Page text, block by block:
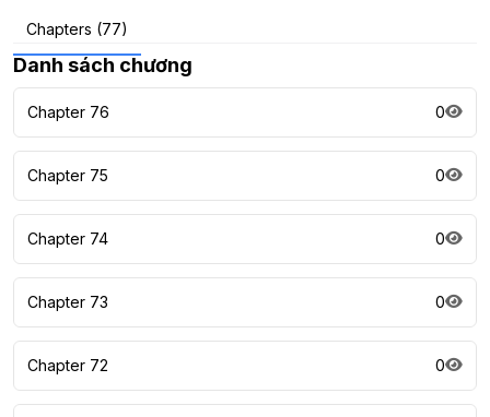
Chapters (77)
Danh sách chương
Chapter 76 0
Chapter 75 0
Chapter 74 0
Chapter 73 0
Chapter 72 0